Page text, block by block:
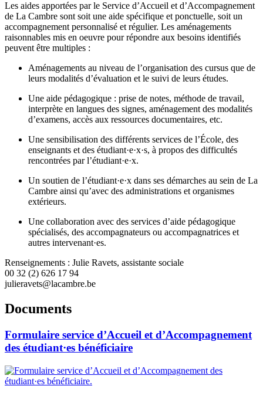
Les aides apportées par le Service d’Accueil et d’Accompagnement
de La Cambre sont soit une aide spécifique et ponctuelle, soit un
accompagnement personnalisé et régulier. Les aménagements
raisonnables mis en oeuvre pour répondre aux besoins identifiés
peuvent être multiples :
Aménagements au niveau de l’organisation des cursus que de
leurs modalités d’évaluation et le suivi de leurs études.
Une aide pédagogique : prise de notes, méthode de travail,
interprète en langues des signes, aménagement des modalités
d’examens, accès aux ressources documentaires, etc.
Une sensibilisation des différents services de l’École, des
enseignants et des étudiant·e·x·s, à propos des difficultés
rencontrées par l’étudiant·e·x.
Un soutien de l’étudiant·e·x dans ses démarches au sein de La
Cambre ainsi qu’avec des administrations et organismes
extérieurs.
Une collaboration avec des services d’aide pédagogique
spécialisés, des accompagnateurs ou accompagnatrices et
autres intervenant·es.
Renseignements : Julie Ravets, assistante sociale
00 32 (2) 626 17 94
julieravets@lacambre.be
Documents
Formulaire service d’Accueil et d’Accompagnement
des étudiant·es bénéficiaire